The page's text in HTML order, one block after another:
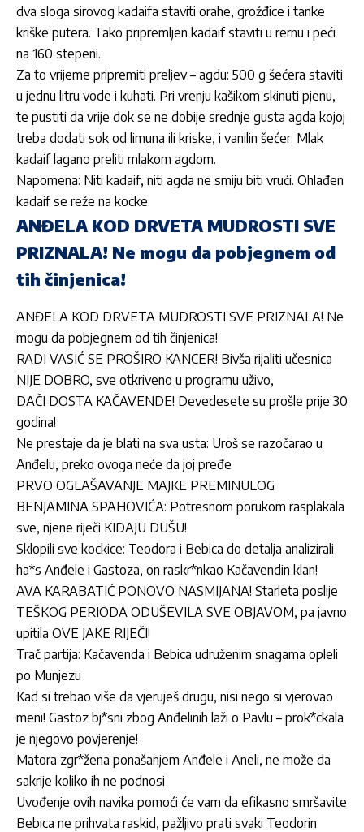
dva sloga sirovog kadaifa staviti orahe, grožđice i tanke
kriške putera. Tako pripremljen kadaif staviti u rernu i peći
na 160 stepeni.
Za to vrijeme pripremiti preljev – agdu: 500 g šećera staviti
u jednu litru vode i kuhati. Pri vrenju kašikom skinuti pjenu,
te pustiti da vrije dok se ne dobije srednje gusta agda kojoj
treba dodati sok od limuna ili kriske, i vanilin šećer. Mlak
kadaif lagano preliti mlakom agdom.
Napomena: Niti kadaif, niti agda ne smiju biti vrući. Ohlađen
kadaif se reže na kocke.
ANĐELA KOD DRVETA MUDROSTI SVE
PRIZNALA! Ne mogu da pobjegnem od
tih činjenica!
ANĐELA KOD DRVETA MUDROSTI SVE PRIZNALA! Ne
mogu da pobjegnem od tih činjenica!
RADI VASIĆ SE PROŠIRO KANCER! Bivša rijaliti učesnica
NIJE DOBRO, sve otkriveno u programu uživo,
DAČI DOSTA KAČAVENDE! Devedesete su prošle prije 30
godina!
Ne prestaje da je blati na sva usta: Uroš se razočarao u
Anđelu, preko ovoga neće da joj pređe
PRVO OGLAŠAVANJE MAJKE PREMINULOG
BENJAMINA SPAHOVIĆA: Potresnom porukom rasplakala
sve, njene riječi KIDAJU DUŠU!
Sklopili sve kockice: Teodora i Bebica do detalja analizirali
ha*s Anđele i Gastoza, on raskr*nkao Kačavendin klan!
AVA KARABATIĆ PONOVO NASMIJANA! Starleta poslije
TEŠKOG PERIODA ODUŠEVILA SVE OBJAVOM, pa javno
upitila OVE JAKE RIJEČI!
Trač partija: Kačavenda i Bebica udruženim snagama opleli
po Munjezu
Kad si trebao više da vjeruješ drugu, nisi nego si vjerovao
meni! Gastoz bj*sni zbog Anđelinih laži o Pavlu – prok*ckala
je njegovo povjerenje!
Matora zgr*žena ponašanjem Anđele i Aneli, ne može da
sakrije koliko ih ne podnosi
Uvođenje ovih navika pomoći će vam da efikasno smršavite
Bebica ne prihvata raskid, pažljivo prati svaki Teodorin